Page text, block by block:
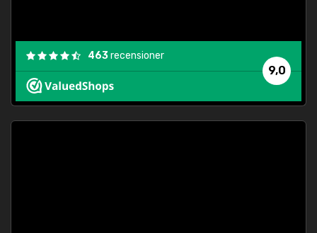
9,0
463recensioner